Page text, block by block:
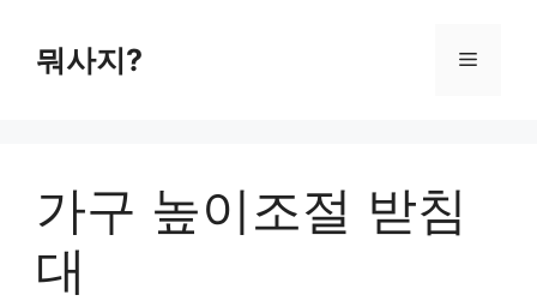
뭐사지? 메
가구 높이조절 받침
대